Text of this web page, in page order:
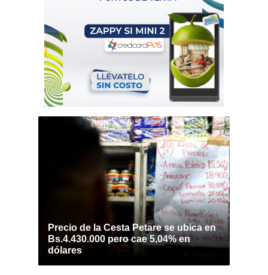
Precio de la Cesta Petare se ubica en
Bs.4.430.000 pero cae 5,04% en
dólares